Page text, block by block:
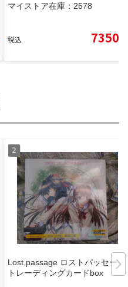
マイストア在庫： 2578
税込 7350
Lost passage ロストパッセージ
トレーディングカードbox